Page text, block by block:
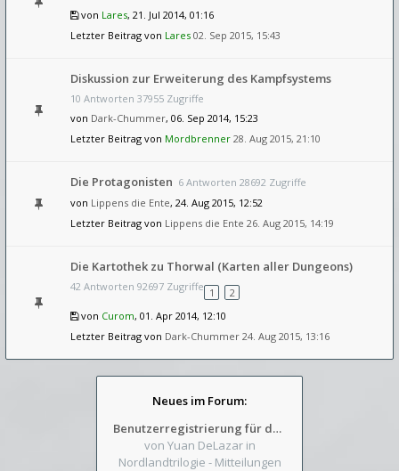
von Lares, 21. Jul 2014, 01:16
Letzter Beitrag von Lares 02. Sep 2015, 15:43
Diskussion zur Erweiterung des Kampfsystems
10 Antworten 37955 Zugriffe
von Dark-Chummer, 06. Sep 2014, 15:23
Letzter Beitrag von Mordbrenner 28. Aug 2015, 21:10
Die Protagonisten 6 Antworten 28692 Zugriffe
von Lippens die Ente, 24. Aug 2015, 12:52
Letzter Beitrag von Lippens die Ente 26. Aug 2015, 14:19
Die Kartothek zu Thorwal (Karten aller Dungeons)
42 Antworten 92697 Zugriffe 1
2
von Curom, 01. Apr 2014, 12:10
Letzter Beitrag von Dark-Chummer 24. Aug 2015, 13:16
Neues im Forum:
Benutzerregistrierung für das SchickHD-/SchweifHD-Forum gesperrt
von Yuan DeLazar in
Nordlandtrilogie - Mitteilungen